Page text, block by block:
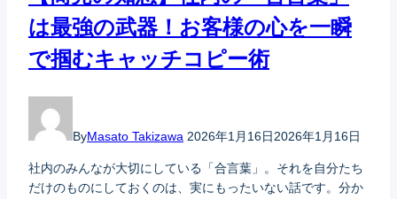
は最強の武器！お客様の心を一瞬
で掴むキャッチコピー術
ByMasato Takizawa 2026年1月16日2026年1月16日
社内のみんなが大切にしている「合言葉」。それを自分たち
だけのものにしておくのは、実にもったいない話です。分か